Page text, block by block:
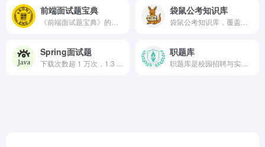
前端面试题宝典 袋鼠公考知识库
Spring面试题 职题库